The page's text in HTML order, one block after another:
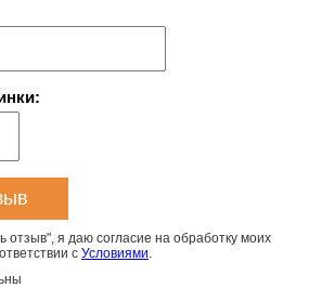
отзыв", я даю согласие на обработку моих
с Условиями.